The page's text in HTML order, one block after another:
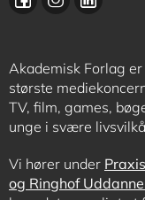
Akademisk Forlag
største
TV, film, games,
unge i svære
Vi hører under
og Ringhof